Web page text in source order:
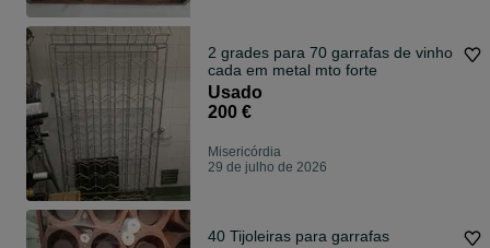
2 grades para 70 garrafas de vinho
cada em metal mto forte
Usado
200 €
Misericórdia
29 de julho de 2026
40 Tijoleiras para garrafas